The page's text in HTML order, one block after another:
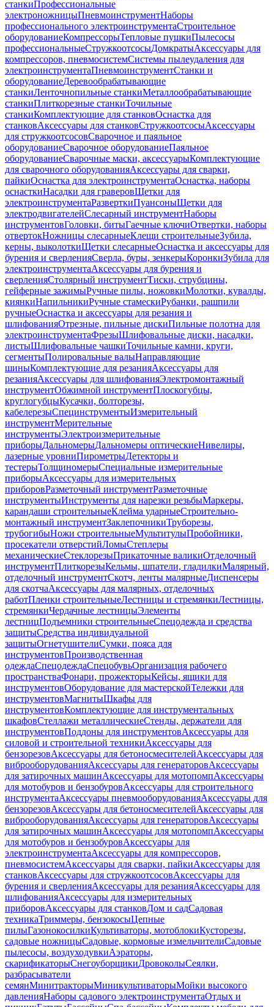
станкиПрофессиональные
электроножницыПневмоинструментНаборы
профессионального электроинструментаСтроительное
оборудованиеКомпрессорыТепловые пушкиПылесосы
профессиональныеСтружкоотсосыДомкратыАксессуары для
компрессоров, пневмосистемСистемы пылеудаления для
электроинструментаПневмоинструментСтанки и
оборудованиеДеревообрабатывающие
станкиЛенточнопильные станкиМеталлообрабатывающие
станкиПлиткорезные станкиТочильные
станкиКомплектующие для станковОснастка для
станковАксессуары для станковСтружкоотсосыАксессуары
для стружкоотсосовСварочное и паяльное
оборудованиеСварочное оборудованиеПаяльное
оборудованиеСварочные маски, аксессуарыКомплектующие
для сварочного оборудованияАксессуары для сварки,
пайкиОснастка для электроинструментаОснастка, наборы
оснасткиНасадки для граверовЩетки для
электроинструментаРазверткиПуансоныЩетки для
электродвигателейСлесарный инструментНаборы
инструментовГоловки, битыГаечные ключиОтвертки, наборы
отвертокНожницы слесарныеКлещи строительныеЗубила,
керны, выколоткиЩетки слесарныеОснастка и аксессуары для
бурения и сверленияСверла, буры, зенкерыКоронкиЗубила для
электроинструментаАксессуары для бурения и
сверленияСтолярный инструментТиски, струбцины,
гейферные зажимыРучные пилы, ножовкиМолотки, кувалды,
киянкиНапильникиРучные стамескиРубанки, рашпили
ручныеОснастка и аксессуары для резания и
шлифованияОтрезные, пильные дискиПильные полотна для
электроинструментаФрезыШлифовальные диски, насадки,
листыШлифовальные чашкиТочильные камни, круги,
сегментыПолировальные валыНаправляющие
шиныКомплектующие для резанияАксессуары для
резанияАксессуары для шлифованияЭлектромонтажный
инструментОбжимной инструментПлоскогубцы,
круглогубцыКусачки, болторезы,
кабелерезыСпецинструментыИзмерительный
инструментМерительные
инструментыЭлектроизмерительные
приборыДальномерыДальномеры оптическиеНивелиры,
лазерные уровниПирометрыДетекторы и
тестерыТолщиномерыСпециальные измерительные
приборыАксессуары для измерительных
приборовРазметочный инструментРазметочные
инструментыИнструменты для нарезки резьбыМаркеры,
карандаши строительныеКлейма ударныеСтроительно-
монтажный инструментЗаклепочникиТруборезы,
трубогибыНожи строительныеМультитулыПробойники,
просекатели отверстийЛомыСтеплеры
механическиеСтеклорезыПрикаточные валикиОтделочный
инструментПлиткорезыКельмы, шпатели, гладилкиМалярный,
отделочный инструментСкотч, ленты малярныеДиспенсеры
для скотчаАксессуары для малярных, отделочных
работПленки строительныеЛестницы и стремянкиЛестницы,
стремянкиЧердачные лестницыЭлементы
лестницПодъемники строительныеСпецодежда и средства
защитыСредства индивидуальной
защитыОгнетушителиСумки, пояса для
инструментовПроизводственная
одеждаСпецодеждаСпецобувьОрганизация рабочего
пространстваФонари, прожекторыКейсы, ящики для
инструментовОборудование для мастерскойТележки для
инструментовМагнитыШкафы для
инструментовКомплектующие для инструментальных
шкафовСтеллажи металлическиеСтенды, держатели для
инструментовПоддоны для инструментовАксессуары для
силовой и строительной техникиАксессуары для
бензорезовАксессуары для бетоносмесителейАксессуары для
виброоборудованияАксессуары для генераторовАксессуары
для затирочных машинАксессуары для мотопомпАксессуары
для мотобуров и бензобуровАксессуары для строительного
инструментаАксессуары пневмооборудованияАксессуары для
бензорезовАксессуары для бетоносмесителейАксессуары для
виброоборудованияАксессуары для генераторовАксессуары
для затирочных машинАксессуары для мотопомпАксессуары
для мотобуров и бензобуровАксессуары для
электроинструментаАксессуары для компрессоров,
пневмосистемАксессуары для сварки, пайкиАксессуары для
станковАксессуары для стружкоотсосовАксессуары для
бурения и сверленияАксессуары для резанияАксессуары для
шлифованияАксессуары для измерительных
приборовАксессуары для станковДом и садСадовая
техникаТриммеры, бензокосыЦепные
пилыГазонокосилкиКультиваторы, мотоблокиКусторезы,
садовые ножницыСадовые, кормовые измельчителиСадовые
пылесосы, воздуходувкиАэраторы,
скарификаторыСнегоуборщикиДровоколыСеялки,
разбрасыватели
семянМинитракторыМиникультиваторыМойки высокого
давленияНаборы садового электроинструментаОтдых и